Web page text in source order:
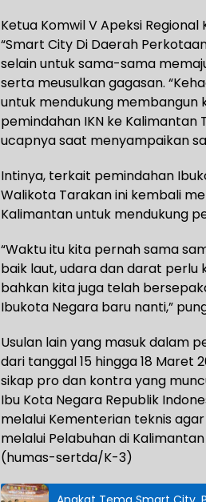
Ketua Komwil V Apeksi
“Smart City Di Daerah
selain untuk sama-sama
serta meusulkan gagasan.
untuk mendukung
pemindahan IKN ke Kalimantan
ucapnya saat menyampaikan
Intinya, terkait pemindahan
Walikota Tarakan ini kembali
Kalimantan untuk mendukung
“Waktu itu kita pernah sama
baik laut, udara dan darat
bahkan kita juga telah
Ibukota Negara baru nanti,”
Usulan lain yang masuk dalam
dari tanggal 15 hingga 18 Maret
sikap pro dan kontra yang
Ibu Kota Negara Republik
melalui Kementerian teknis
melalui Pelabuhan di
(humas-sertda/K-3)